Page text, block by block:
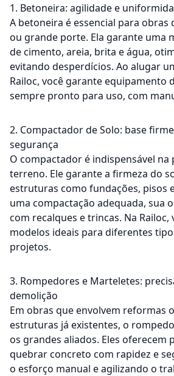
1. Betoneira: agilidade e
A betoneira é essencial para obras
ou grande porte. Ela garante uma
de cimento, areia, brita e água,
evitando desperdícios. Ao alugar
Railoc, você garante equipamento
sempre pronto para uso, com
2. Compactador de Solo: base
segurança
O compactador é indispensável na
terreno. Ele garante a firmeza do
estruturas como fundações, pisos
uma compactação adequada, sua
com recalques e trincas. Na Railoc,
modelos ideais para diferentes
projetos.
3. Rompedores e Marteletes:
demolição
Em obras que envolvem reformas
estruturas já existentes, o
os grandes aliados. Eles oferecem
quebrar concreto com rapidez e
o esforço manual e agilizando o